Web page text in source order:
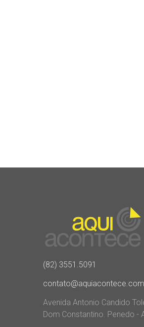
(82) 3551.5091
Avenida Antonio Candido
Dom Constantino. Penedo -